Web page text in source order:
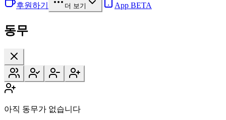
후원하기 더 보기 App BETA
동무
아직 동무가 없습니다